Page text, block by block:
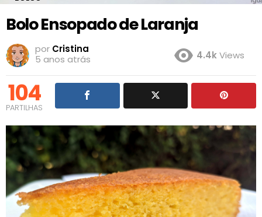
Bolo Ensopado de Laranja
por Cristina
5 anos atrás
4.4kViews
104
PARTILHAS